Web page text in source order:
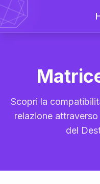
Scopri la
relazione
del